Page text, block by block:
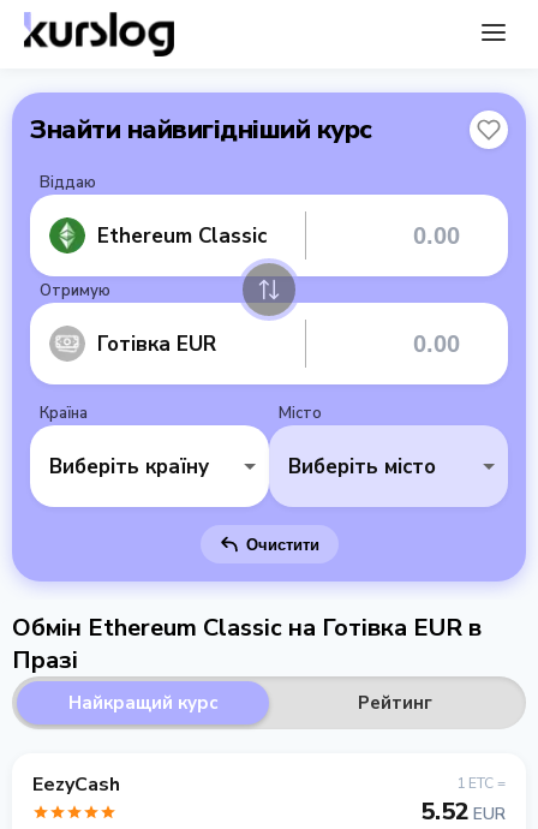
Знайти найвигідніший курс
Віддаю
Ethereum Classic
Отримую
Готівка EUR
Країна
Виберіть країну
Місто
Виберіть місто
Очистити
Обмін Ethereum Classic на Готівка EUR в
Празі
Найкращий курс Рейтинг
EezyCash 1 ETC =
5.52 EUR